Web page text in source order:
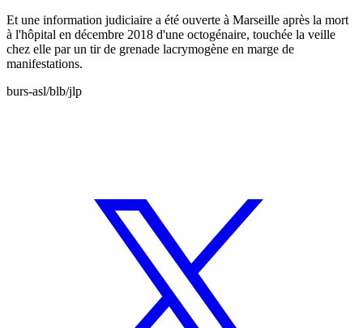
Et une information judiciaire a été ouverte à Marseille après la mort
à l'hôpital en décembre 2018 d'une octogénaire, touchée la veille
chez elle par un tir de grenade lacrymogène en marge de
manifestations.
burs-asl/blb/jlp